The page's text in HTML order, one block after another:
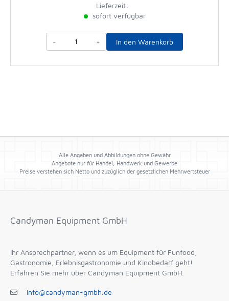
Lieferzeit:
sofort verfügbar
- + In den Warenkorb
Alle Angaben und Abbildungen ohne Gewähr
Angebote nur für Handel, Handwerk und Gewerbe
Preise verstehen sich Netto und zuzüglich der gesetzlichen Mehrwertsteuer
Candyman Equipment GmbH
Ihr Ansprechpartner, wenn es um Equipment für Funfood,
Gastronomie, Erlebnisgastronomie und Kinobedarf geht!
Erfahren Sie mehr über Candyman Equipment GmbH.
info@candyman-gmbh.de